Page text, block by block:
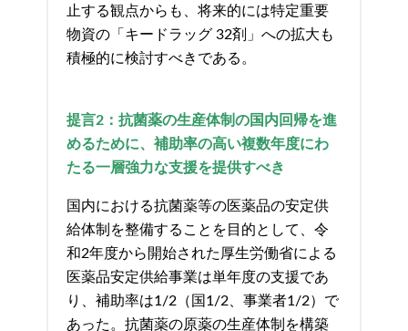
止する観点からも、将来的には特定重要
物資の「キードラッグ 32剤」への拡大も
積極的に検討すべきである。
提言2 ：抗菌薬の生産体制の国内回帰を進
めるために、補助率の高い複数年度にわ
たる一層強力な支援を提供すべき
国内における抗菌薬等の医薬品の安定供
給体制を整備することを目的として、令
和2年度から開始された厚生労働省による
医薬品安定供給事業は単年度の支援であ
り、補助率は1/2（国1/2、事業者1/2）で
あった。抗菌薬の原薬の生産体制を構築